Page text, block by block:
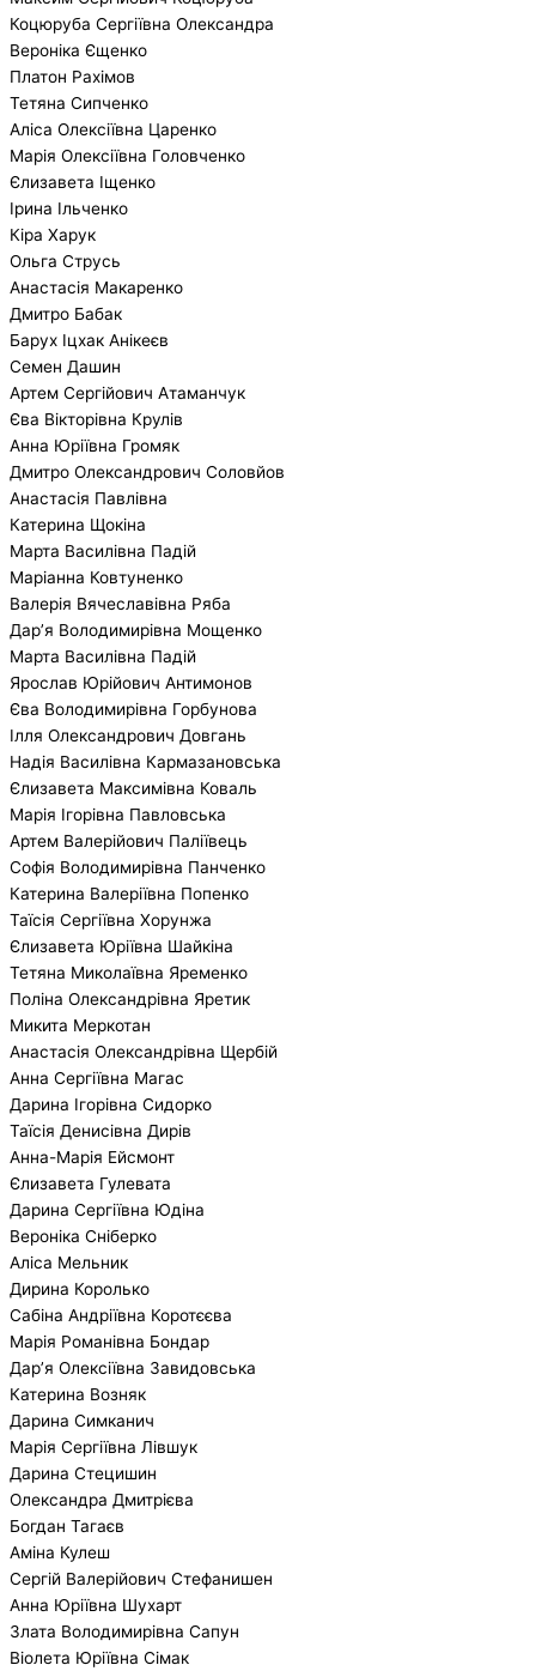
Коцюруба Сергіївна Олександра
Вероніка Єщенко
Платон Рахімов
Тетяна Сипченко
Аліса Олексіївна Царенко
Марія Олексіївна Головченко
Єлизавета Іщенко
Ірина Ільченко
Кіра Харук
Ольга Струсь
Анастасія Макаренко
Дмитро Бабак
Барух Іцхак Анікеєв
Семен Дашин
Артем Сергійович Атаманчук
Єва Вікторівна Крулів
Анна Юріївна Громяк
Дмитро Олександрович Соловйов
Анастасія Павлівна
Катерина Щокіна
Марта Василівна Падій
Маріанна Ковтуненко
Валерія Вячеславівна Ряба
Дар’я Володимирівна Мощенко
Марта Василівна Падій
Ярослав Юрійович Антимонов
Єва Володимирівна Горбунова
Ілля Олександрович Довгань
Надія Василівна Кармазановська
Єлизавета Максимівна Коваль
Марія Ігорівна Павловська
Артем Валерійович Паліївець
Софія Володимирівна Панченко
Катерина Валеріївна Попенко
Таїсія Сергіївна Хорунжа
Єлизавета Юріївна Шайкіна
Тетяна Миколаївна Яременко
Поліна Олександрівна Яретик
Микита Меркотан
Анастасія Олександрівна Щербій
Анна Сергіївна Магас
Дарина Ігорівна Сидорко
Таїсія Денисівна Дирів
Анна-Марія Ейсмонт
Єлизавета Гулевата
Дарина Сергіївна Юдіна
Вероніка Сніберко
Аліса Мельник
Дирина Королько
Сабіна Андріївна Коротєєва
Марія Романівна Бондар
Дар’я Олексіївна Завидовська
Катерина Возняк
Дарина Симканич
Марія Сергіївна Лівшук
Дарина Стецишин
Олександра Дмитрієва
Богдан Тагаєв
Аміна Кулеш
Сергій Валерійович Стефанишен
Анна Юріївна Шухарт
Злата Володимирівна Сапун
Віолета Юріївна Сімак